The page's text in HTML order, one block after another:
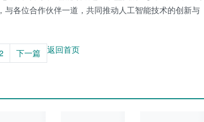
与各位合作伙伴一道，共同推动人工智能技术的创新与
下一篇 返回首页